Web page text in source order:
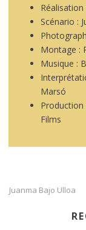
Scénario :
Montage :
Musique :
Marsó
Production
Films
Juanma Bajo Ulloa